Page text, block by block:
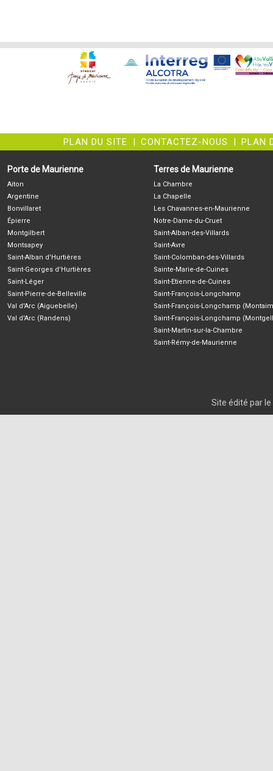
PLAN DU SITE | CONTACTEZ-NOUS | PLAN
Porte de Maurienne
Aiton
Argentine
Bonvillaret
Épierre
Montgilbert
Montsapey
Saint-Alban d'Hurtières
Saint-Georges d'Hurtières
Saint-Léger
Saint-Pierre-de-Belleville
Val d'Arc (Aiguebelle)
Val d'Arc (Randens)
Terres de Maurienne
La Chambre
La Chapelle
Les Chavannes-en-Maurienne
Notre-Dame-du-Cruet
Saint-Alban-des-Villards
Saint-Avre
Saint-Colomban-des-Villards
Sainte-Marie-de-Cuines
Saint-Etienne-de-Cuines
Saint-François-Longchamp
Saint-François-Longchamp
Saint-François-Longchamp
Saint-Martin-sur-la-Chambre
Saint-Rémy-de-Maurienne
Site édité par